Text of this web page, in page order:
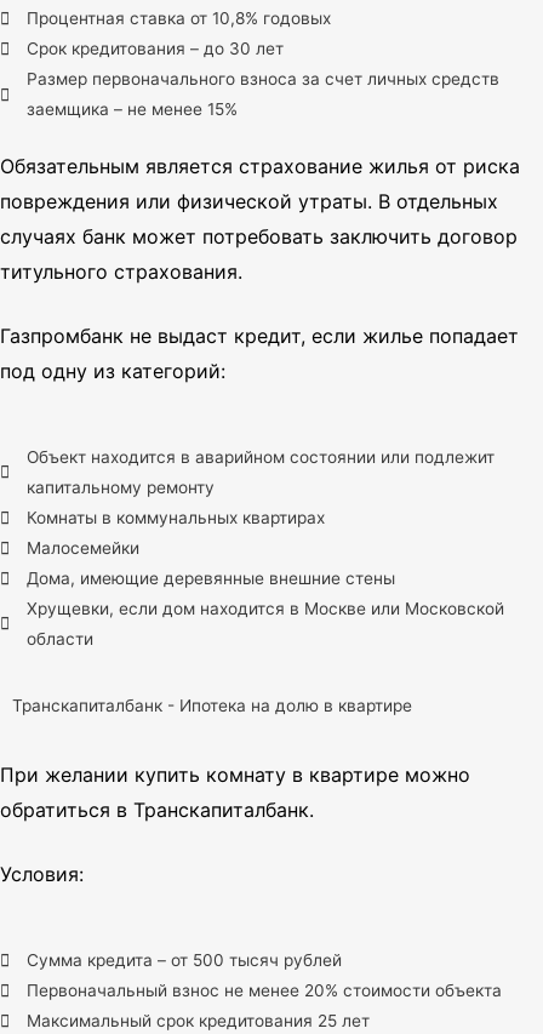
Процентная ставка от 10,8% годовых
Срок кредитования – до 30 лет
Размер первоначального взноса за счет личных средств
заемщика – не менее 15%
Обязательным является страхование жилья от риска
повреждения или физической утраты. В отдельных
случаях банк может потребовать заключить договор
титульного страхования.
Газпромбанк не выдаст кредит, если жилье попадает
под одну из категорий:
Объект находится в аварийном состоянии или подлежит
капитальному ремонту
Комнаты в коммунальных квартирах
Малосемейки
Дома, имеющие деревянные внешние стены
Хрущевки, если дом находится в Москве или Московской
области
Транскапиталбанк - Ипотека на долю в квартире
При желании купить комнату в квартире можно
обратиться в Транскапиталбанк.
Условия:
Сумма кредита – от 500 тысяч рублей
Первоначальный взнос не менее 20% стоимости объекта
Максимальный срок кредитования 25 лет